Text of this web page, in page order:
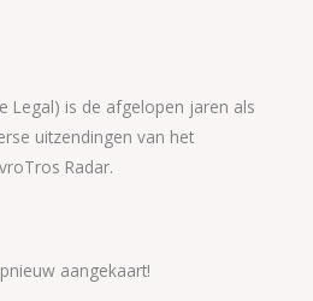
aangekaart!
Legal) is de afgelopen jaren als
uitzendingen van het
Radar.